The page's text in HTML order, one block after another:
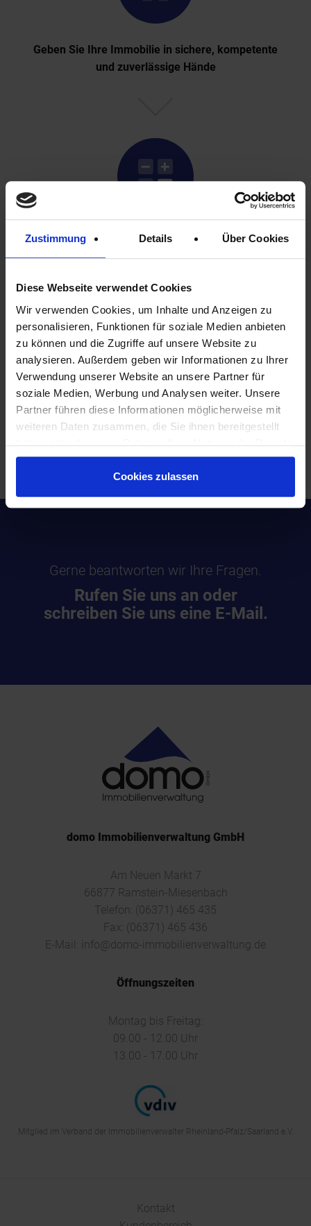
Zustimmung Details Über Cookies
Diese Webseite verwendet Cookies
Wir verwenden Cookies, um Inhalte und Anzeigen zu
personalisieren, Funktionen für soziale Medien anbieten
zu können und die Zugriffe auf unsere Website zu
analysieren. Außerdem geben wir Informationen zu Ihrer
Verwendung unserer Website an unsere Partner für
soziale Medien, Werbung und Analysen weiter. Unsere
Partner führen diese Informationen möglicherweise mit
weiteren Daten zusammen, die Sie ihnen bereitgestellt
haben oder die sie im Rahmen Ihrer Nutzung der Dienste
gesammelt haben.
Cookies zulassen
Geben Sie Ihre Immobilie in sichere, kompetente
und zuverlässige Hände
Wir kümmern uns um Abrechnungen, Mieter,
Korrespondenz mit Behörden etc.
Wir übernehmen für Sie die ganze Arbeit, um
Ihnen das Leben zu erleichtern
Gerne beantworten wir Ihre Fragen.
Rufen Sie uns an oder
schreiben Sie uns eine E-Mail.
domo Immobilienverwaltung GmbH
Am Neuen Markt 7
66877 Ramstein-Miesenbach
Telefon: (06371) 465 435
Fax: (06371) 465 436
E-Mail:
info@domo-immobilienverwaltung.de
Öffnungszeiten
Montag bis Freitag:
09.00 - 12.00 Uhr
13.00 - 17.00 Uhr
Mitglied im Verband der Immobilienverwalter Rheinland-Pfalz/Saarland e.V.
Kontakt